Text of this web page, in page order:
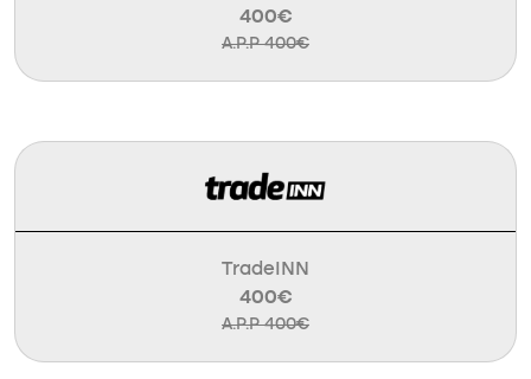
400€
A.P.P 400€
TradeINN
400€
A.P.P 400€